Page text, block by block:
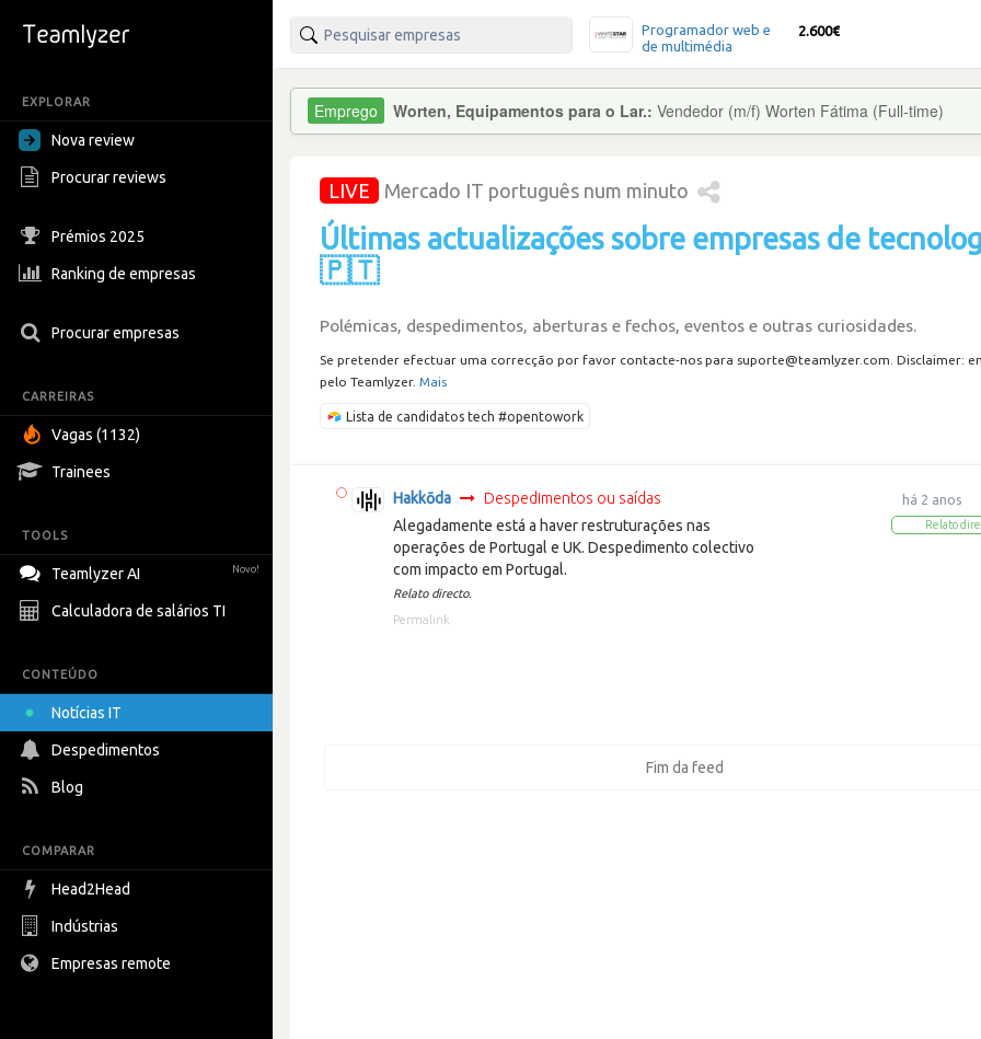
EXPLORAR
Nova review
Procurar reviews
Prémios 2025
Ranking de empresas
Procurar empresas
CARREIRAS
Vagas (1132)
Trainees
TOOLS
Teamlyzer AI Novo!
Calculadora de salários TI
CONTEÚDO
Notícias IT
Despedimentos
Blog
COMPARAR
Head2Head
Indústrias
Empresas remote
Programador web e
de multimédia
2.600€
Worten, Equipamentos para o Lar.: Vendedor (m/f) Worten Fátima (Full-time)
LIVE Mercado IT português num minuto
Últimas actualizações sobre empresas de
🇵🇹
Polémicas, despedimentos, aberturas e fechos, eventos e outras curiosidades.
Se pretender efectuar uma correcção por favor contacte-nos para suporte@teamlyzer.com. Disclaimer:
pelo Teamlyzer. Mais
Lista de candidatos tech #opentowork
há 2 anos
Relato
Hakkōda
Despedimentos ou saídas
Alegadamente está a haver restruturações nas
operações de Portugal e UK. Despedimento colectivo
com impacto em Portugal.
Relato directo.
Permalink
Fim da feed